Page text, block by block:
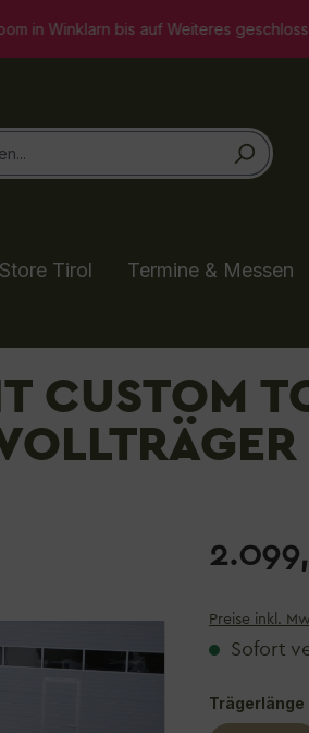
geschlossen. Selbstverständlich
Tirol Termine & Messen
CUSTOM
Preise inkl.
Sofort
Trägerlänge